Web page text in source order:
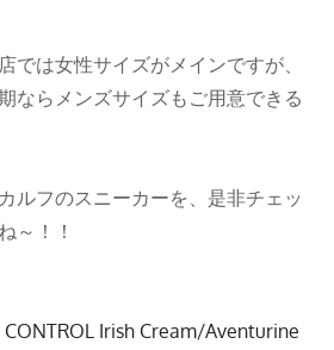
では女性サイズがメインですが、
ならメンズサイズもご用意できる
ルフのスニーカーを、是非チェッ
～！！
CONTROL Irish Cream/Aventurine